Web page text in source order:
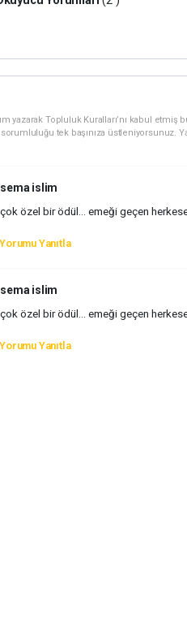
yazarak Topluluk Kuralları’nı kabul
tek başınıza üstleniyorsunuz.
sema islim
çok özel bir ödül... emeği geçen
Yorumu Yanıtla
sema islim
çok özel bir ödül... emeği geçen
Yorumu Yanıtla